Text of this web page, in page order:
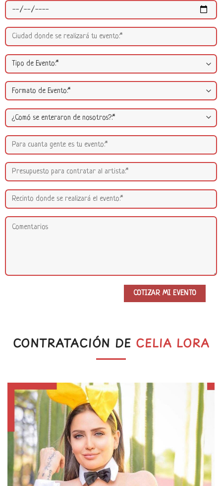
CONTRATACIÓN DE CELIA LORA